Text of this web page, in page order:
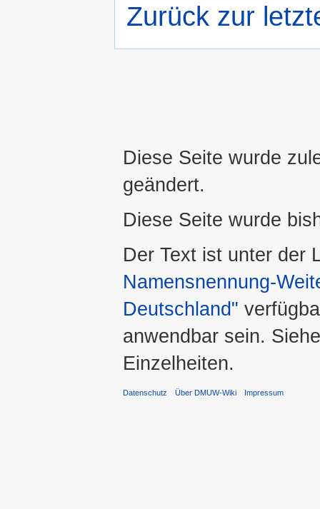
Zurück zur
Diese Seite wurde
geändert.
Diese Seite wurde
Der Text ist unter der
Namensnennung-
Deutschland"
anwendbar sein.
Einzelheiten.
Datenschutz Über DMUW-Wiki Impressum